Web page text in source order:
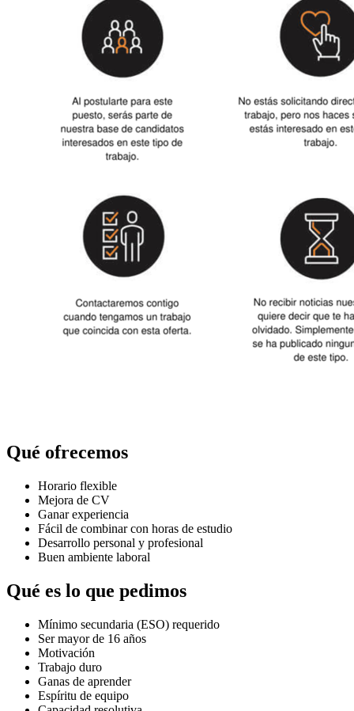
Qué ofrecemos
Horario flexible
Mejora de CV
Ganar experiencia
Fácil de combinar con horas de estudio
Desarrollo personal y profesional
Buen ambiente laboral
Qué es lo que pedimos
Mínimo secundaria (ESO) requerido
Ser mayor de 16 años
Motivación
Trabajo duro
Ganas de aprender
Espíritu de equipo